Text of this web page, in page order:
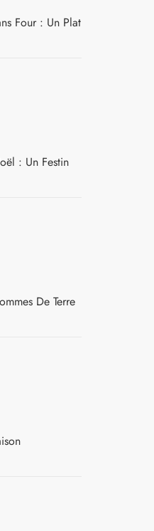
Four : Un Plat
: Un Festin
De Terre